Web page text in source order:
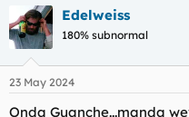
c
c
i
e
Edelweiss
180% subnormal
23 May 2024
Onda Guanche...manda